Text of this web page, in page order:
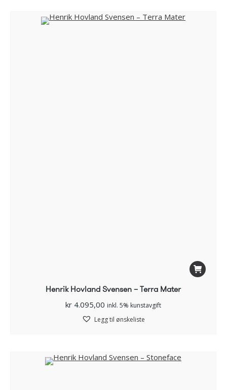
Henrik Hovland Svensen – Terra Mater
kr 4.095,00 inkl. 5% kunstavgift
Legg til ønskeliste